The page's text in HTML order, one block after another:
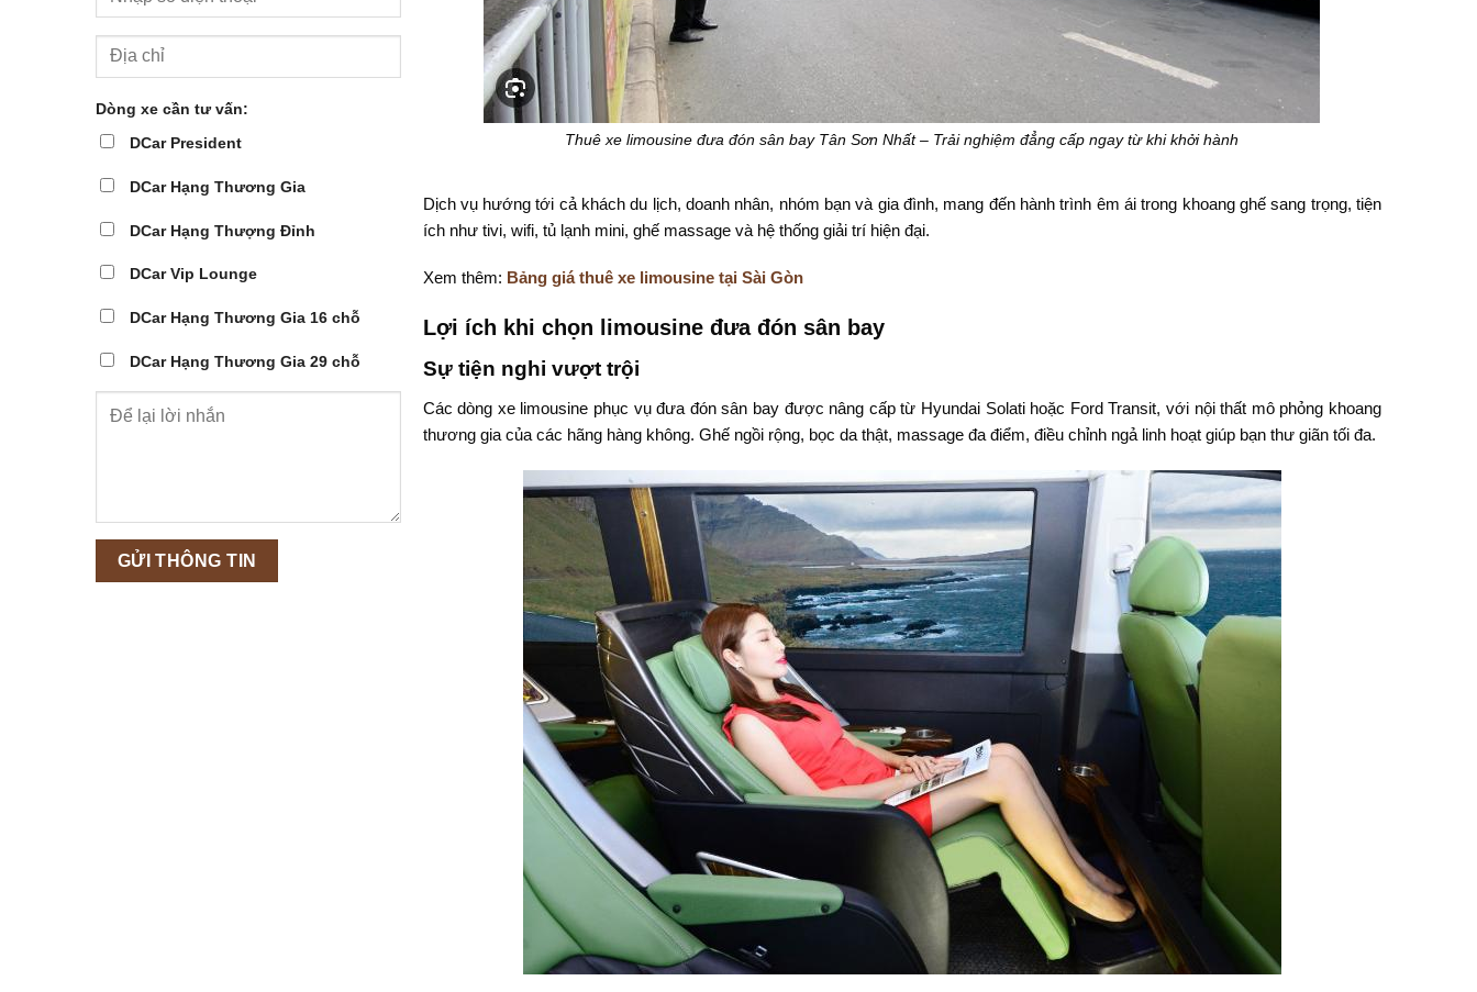
Dòng xe cần tư vấn:
DCar President
DCar Hạng Thương Gia
DCar Hạng Thượng Đỉnh
DCar Vip Lounge
DCar Hạng Thương Gia 16 chỗ
DCar Hạng Thương Gia 29 chỗ
Thuê xe limousine đưa đón sân bay Tân Sơn Nhất – Trải nghiệm đẳng cấp ngay từ khi khởi hành
Dịch vụ hướng tới cả khách du lịch, doanh nhân, nhóm bạn và gia đình, mang đến hành trình êm ái trong khoang ghế sang trọng, tiện
ích như tivi, wifi, tủ lạnh mini, ghế massage và hệ thống giải trí hiện đại.
Xem thêm: Bảng giá thuê xe limousine tại Sài Gòn
Lợi ích khi chọn limousine đưa đón sân bay
Sự tiện nghi vượt trội
Các dòng xe limousine phục vụ đưa đón sân bay được nâng cấp từ Hyundai Solati hoặc Ford Transit, với nội thất mô phỏng khoang
thương gia của các hãng hàng không. Ghế ngồi rộng, bọc da thật, massage đa điểm, điều chỉnh ngả linh hoạt giúp bạn thư giãn tối đa.